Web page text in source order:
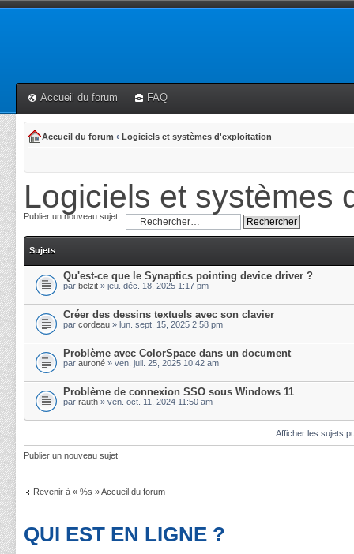
Accueil du forum FAQ
Accueil du forum ‹ Logiciels et systèmes d'exploitation
Logiciels et systèmes
Publier un nouveau sujet
Sujets
Qu'est-ce que le Synaptics pointing device driver ?
par belzit » jeu. déc. 18, 2025 1:17 pm
Créer des dessins textuels avec son clavier
par cordeau » lun. sept. 15, 2025 2:58 pm
Problème avec ColorSpace dans un document
par auroné » ven. juil. 25, 2025 10:42 am
Problème de connexion SSO sous Windows 11
par rauth » ven. oct. 11, 2024 11:50 am
Afficher les sujets
Publier un nouveau sujet
Revenir à « %s » Accueil du forum
QUI EST EN LIGNE ?